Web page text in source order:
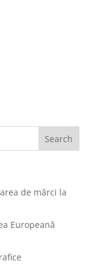
de mărci la
Europeană